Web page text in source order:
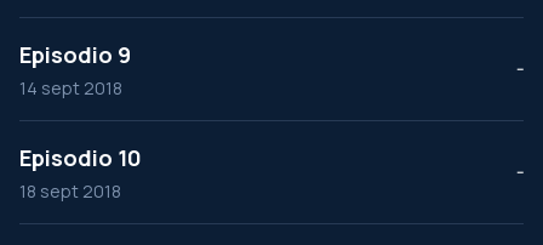
Episodio 9
14 sept 2018
--
Episodio 10
18 sept 2018
--